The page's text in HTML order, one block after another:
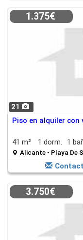
21
1.375€
Piso en alquiler con
41 m² 1 dorm. 1
Alicante - Playa De
3.750€